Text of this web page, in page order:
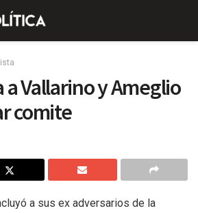
a Vallarino y Ameglio
comite
a sus ex adversarios de la